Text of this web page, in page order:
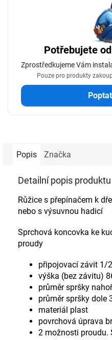
Potřebujete
Zprostředkujeme Vám
Pouze pro produkty
Popis Značka
Detailní popis produktu
Růžice s přepínačem k
nebo s výsuvnou hadicí
Sprchová koncovka ke
proudy
připojovací závit 1/
výška (bez závitu)
průměr spršky
průměr spršky dole
materiál plast
povrchová úprava
2 možnosti proudu.